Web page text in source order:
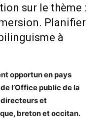
sur le thème :
Planifier
à
opportun en pays
l’Office public de la
et
breton et occitan.